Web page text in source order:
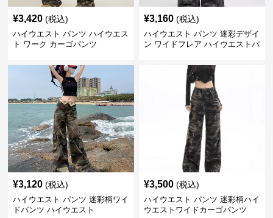
¥3,420 (税込)
ハイウエスト パンツ ハイウエス
ト ワーク カーゴパンツ
¥3,160 (税込)
ハイウエスト パンツ 迷彩デザイ
ン ワイドフレア ハイウエストパ
¥3,120 (税込)
ハイウエスト パンツ 迷彩柄ワイ
ドパンツ ハイウエスト
¥3,500 (税込)
ハイウエスト パンツ 迷彩柄ハイ
ウエストワイドカーゴパンツ